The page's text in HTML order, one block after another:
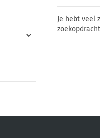
Je hebt veel